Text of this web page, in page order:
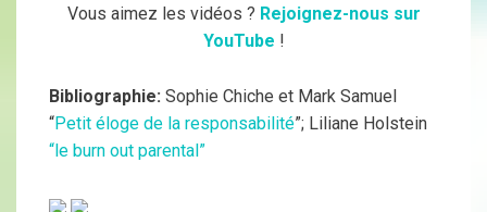
Vous aimez les vidéos ? Rejoignez-nous sur
YouTube !
Bibliographie: Sophie Chiche et Mark Samuel
“Petit éloge de la responsabilité”; Liliane Holstein
“le burn out parental”